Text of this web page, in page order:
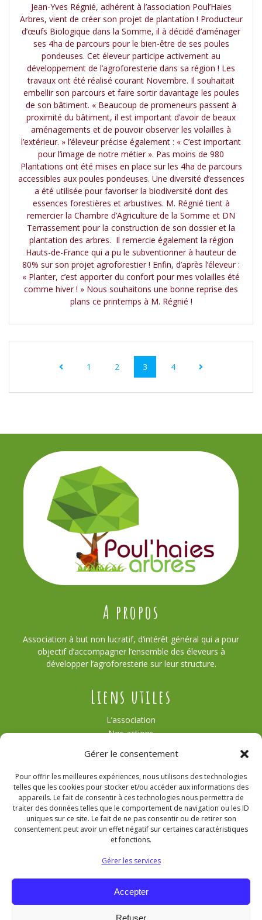
Gérer le consentement
Pour offrir les meilleures expériences, nous utilisons des technologies
telles que les cookies pour stocker et/ou accéder aux informations des
appareils. Le fait de consentir à ces technologies nous permettra de
traiter des données telles que le comportement de navigation ou les ID
uniques sur ce site. Le fait de ne pas consentir ou de retirer son
consentement peut avoir un effet négatif sur certaines caractéristiques
et fonctions.
Gérer les services
Accepter
Refuser
Jean-Yves Régnié, adhérent à l’association Poul’Haies
Arbres, vient de créer son projet de plantation ! Producteur
d’œufs Biologique dans la Somme, il à décidé d’aménager
ses 4ha de parcours pour le bien-être de ses poules
pondeuses. Cet éleveur participe activement au
développement de l’agroforesterie dans sa région ! Les
travaux ont été réalisé courant Novembre. Il souhaitait
embellir son parcours et faire sortir davantage les poules
de son bâtiment. « Beaucoup de promeneurs passent à
proximité du bâtiment, il est important d’avoir de beaux
aménagements et de pouvoir observer les volailles à
l’extérieur. » l’éleveur précise également : « C’est important
pour l’image de notre métier ». Pas moins de 980
Plantations ont été mises en place sur les 4ha de parcours
accessibles aux poules pondeuses. Une diversité d’essences
a été utilisée pour favoriser la biodiversité dont des
essences forestières et arbustives. M. Régnié tient à
remercier la Chambre d’Agriculture de la Somme et DN
Terrassement pour la construction de son dossier et la
plantation des arbres. Il remercie également la région
Hauts-de-France qui a pu le subventionner à hauteur de
80% sur son projet agroforestier ! Enfin, d’après l’éleveur :
« Planter, c’est apporter du confort pour mes volailles été
comme hiver ! » Nous souhaitons une bonne reprise des
plans ce printemps à M. Régnié !
1 2 3 4
A propos
Association à but non lucratif, d’intérêt général qui a pour
objectif d’accompagner l’ensemble des éleveurs à
développer l’agroforesterie sur leur structure.
Liens utiles
L’association
Nos actions
Actualités
Contact
Agroforesterie
Nous contacter
poulhaiesarbres@gmail.com